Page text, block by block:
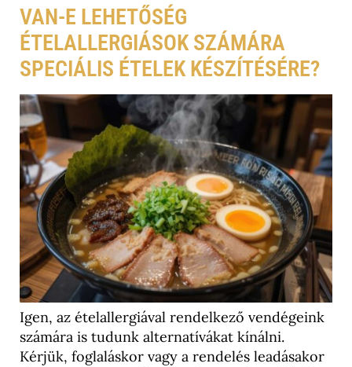
VAN-E LEHETŐSÉG
ÉTELALLERGIÁSOK SZÁMÁRA
SPECIÁLIS ÉTELEK KÉSZÍTÉSÉRE?
Igen, az ételallergiával rendelkező vendégeink
számára is tudunk alternatívákat kínálni.
Kérjük, foglaláskor vagy a rendelés leadásakor